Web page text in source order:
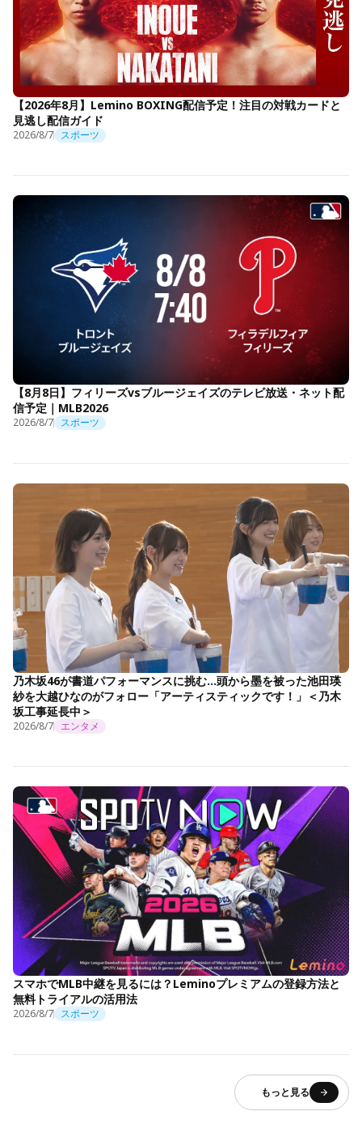
【2026年8月】Lemino BOXING配信予定！注目の対戦カードと
見逃し配信ガイド
2026/8/7 スポーツ
【8月8日】フィリーズvsブルージェイズのテレビ放送・ネット配
信予定｜MLB2026
2026/8/7 スポーツ
乃木坂46が書道パフォーマンスに挑む…頭から墨を被った池田瑛
紗を大越ひなのがフォロー「アーティスティックです！」＜乃木
坂工事延長中＞
2026/8/7 エンタメ
スマホでMLB中継を見るには？Leminoプレミアムの登録方法と
無料トライアルの活用法
2026/8/7 スポーツ
もっと見る